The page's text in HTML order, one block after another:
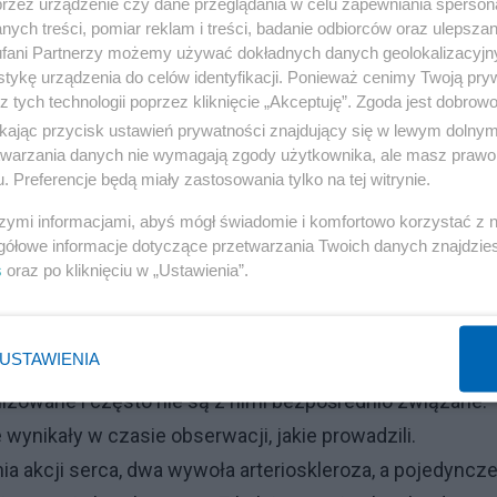
komentarze, że w obserwowanym okresie zmarło 15
które otrzymały placebo. „COVID jak widać w tym
jeden z internautów. Taka interpretacja jest jednak
- komentuje dr Paweł Grzesiowski. Specjalista
zawsze się zdarzają i nie ma w tym żadnej
i często nie są z nimi bezpośrednio związane.
w czasie obserwacji, jakie prowadzili.
akcji serca, dwa wywoła arterioskleroza, a pojedyncze
treści, pomiar reklam i treści, badanie odbiorców oraz
Partnerzy możemy używać dokładnych danych
urządzenia do celów identyfikacji. Ponieważ cenimy Twoją
tych technologii poprzez kliknięcie „Akceptuję”. Zgoda jest
przycisk ustawień prywatności znajdujący się w lewym
danych nie wymagają zgody użytkownika, ale masz
Preferencje będą miały zastosowania tylko na tej witrynie.
informacjami, abyś mógł świadomie i komfortowo korzystać z
informacje dotyczące przetwarzania Twoich danych
oraz po kliknięciu w „Ustawienia”.
USTAWIENIA